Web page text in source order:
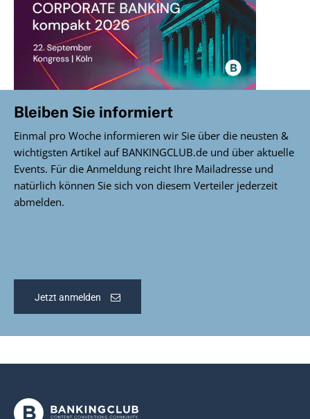
Bleiben Sie informiert
Einmal pro Woche informieren wir Sie über die neusten &
wichtigsten Artikel auf BANKINGCLUB.de und über aktuelle
Events. Für die Anmeldung reicht Ihre Mailadresse und
natürlich können Sie sich von diesem Verteiler jederzeit
abmelden.
Jetzt anmelden